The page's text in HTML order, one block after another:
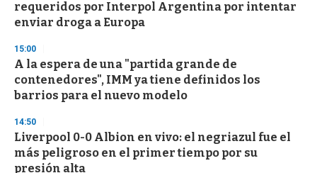
c
o
d
s
requeridos por Interpol Argentina por intentar
enviar droga a Europa
15:00
A la espera de una "partida grande de
contenedores", IMM ya tiene definidos los
barrios para el nuevo modelo
14:50
Liverpool 0-0 Albion en vivo: el negriazul fue el
más peligroso en el primer tiempo por su
presión alta